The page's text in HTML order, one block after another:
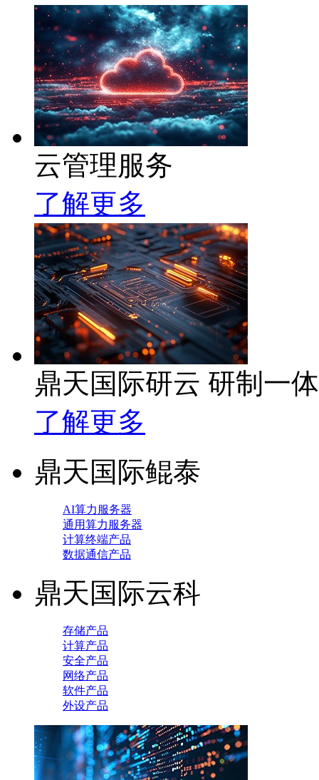
云管理服务
了解更多
鼎天国际研云 研制一
了解更多
鼎天国际鲲泰
AI算力服务器
通用算力服务器
计算终端产品
数据通信产品
鼎天国际云科
存储产品
计算产品
安全产品
网络产品
软件产品
外设产品